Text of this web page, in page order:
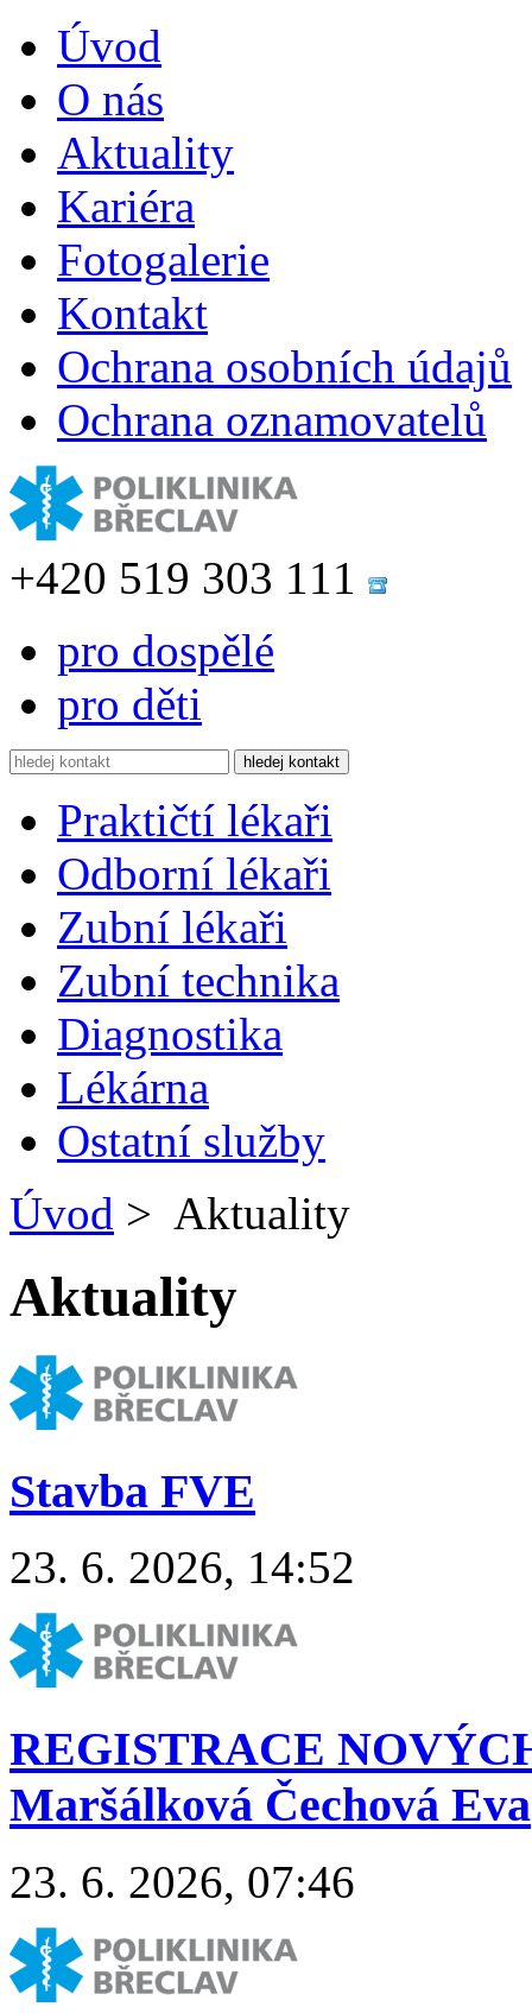
Úvod
O nás
Aktuality
Kariéra
Fotogalerie
Kontakt
Ochrana osobních údajů
Ochrana oznamovatelů
+420 519 303 111
pro dospělé
pro děti
Praktičtí lékaři
Odborní lékaři
Zubní lékaři
Zubní technika
Diagnostika
Lékárna
Ostatní služby
Úvod > Aktuality
Aktuality
Stavba FVE
23. 6. 2026, 14:52
REGISTRACE
Maršálková Čechová Eva
23. 6. 2026, 07:46